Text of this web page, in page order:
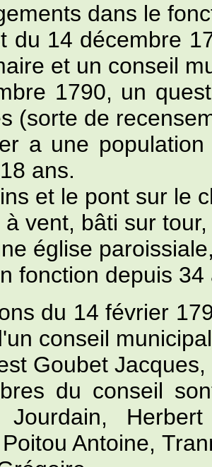
dans le
du 14 décembre
et un conseil
1790, un
(sorte de
a une
ans.
et le pont sur le
vent, bâti sur
église
fonction depuis 34
du 14 février
conseil
Goubet
du conseil
Jourdain,
Antoine,